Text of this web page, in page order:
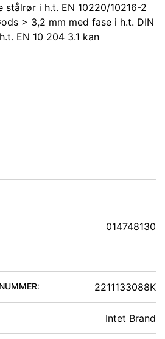
stålrør i h.t. EN 10220/10216-2
> 3,2 mm med fase i h.t. DIN
EN 10 204 3.1 kan
014748130
2211133088K
Intet Brand